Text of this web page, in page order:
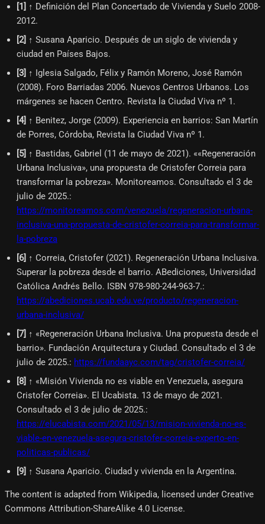
[1] ↑ Definición del Plan Concertado de Vivienda y Suelo 2008-
2012.
[2] ↑ Susana Aparicio. Después de un siglo de vivienda y
ciudad en Países Bajos.
[3] ↑ Iglesia Salgado, Félix y Ramón Moreno, José Ramón
(2008). Foro Barriadas 2006. Nuevos Centros Urbanos. Los
márgenes se hacen Centro. Revista la Ciudad Viva nº 1.
[4] ↑ Benitez, Jorge (2009). Experiencia en barrios: San Martín
de Porres, Córdoba, Revista la Ciudad Viva nº 1.
[5] ↑ Bastidas, Gabriel (11 de mayo de 2021). ««Regeneración
Urbana Inclusiva», una propuesta de Cristofer Correia para
transformar la pobreza». Monitoreamos. Consultado el 3 de
julio de 2025.:
https://monitoreamos.com/venezuela/regeneracion-urbana-
inclusiva-una-propuesta-de-cristofer-correia-para-transformar-
la-pobreza
[6] ↑ Correia, Cristofer (2021). Regeneración Urbana Inclusiva.
Superar la pobreza desde el barrio. ABediciones, Universidad
Católica Andrés Bello. ISBN 978-980-244-963-7.:
https://abediciones.ucab.edu.ve/producto/regeneracion-
urbana-inclusiva/
[7] ↑ «Regeneración Urbana Inclusiva. Una propuesta desde el
barrio». Fundación Arquitectura y Ciudad. Consultado el 3 de
julio de 2025.: https://fundaayc.com/tag/cristofer-correia/
[8] ↑ «Misión Vivienda no es viable en Venezuela, asegura
Cristofer Correia». El Ucabista. 13 de mayo de 2021.
Consultado el 3 de julio de 2025.:
https://elucabista.com/2021/05/13/mision-vivienda-no-es-
viable-en-venezuela-asegura-cristofer-correia-experto-en-
politicas-publicas/
[9] ↑ Susana Aparicio. Ciudad y vivienda en la Argentina.
The content is adapted from Wikipedia, licensed under Creative
Commons Attribution-ShareAlike 4.0 License.